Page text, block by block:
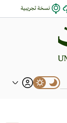
نسخة تجريبية